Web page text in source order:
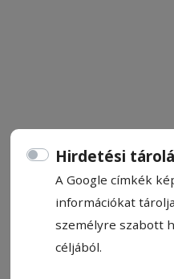
Hirdetési
A Google címkék
információkat
személyre szabott
céljából.